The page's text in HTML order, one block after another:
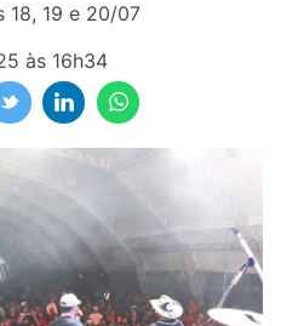
18, 19 e 20/07
às 16h34